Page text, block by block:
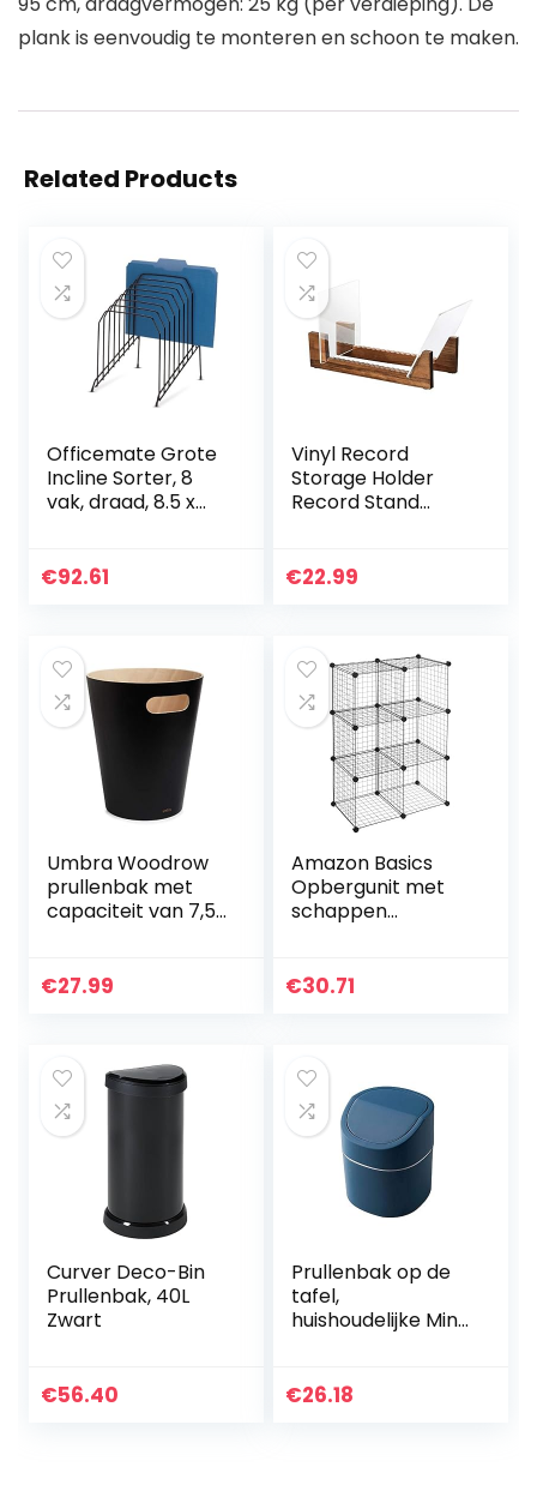
plank is eenvoudig te monteren en schoon te maken.
Related Products
Officemate Grote
Incline Sorter, 8
vak, draad, 8.5 x
€92.61
Vinyl Record
Storage Holder
Record Stand
Store en geschikt
€22.99
Umbra Woodrow
prullenbak met
capaciteit van 7,5
€27.99
Amazon Basics
Opbergunit met
schappen
€30.71
Curver Deco-Bin
Prullenbak, 40L
Zwart
€56.40
Prullenbak op de
tafel,
huishoudelijke Mini
nachtkastje
€26.18